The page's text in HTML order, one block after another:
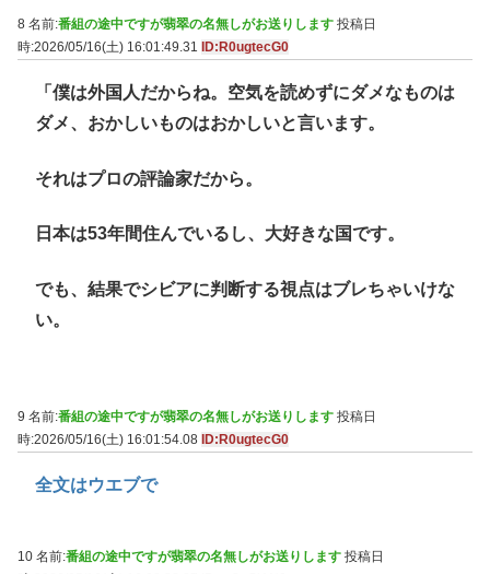
8 名前:番組の途中ですが翡翠の名無しがお送りします 投稿日
時:2026/05/16(土) 16:01:49.31
ID:R0ugtecG0
「僕は外国人だからね。空気を読めずにダメなものは
ダメ、おかしいものはおかしいと言います。
それはプロの評論家だから。
日本は53年間住んでいるし、大好きな国です。
でも、結果でシビアに判断する視点はブレちゃいけな
い。
9 名前:番組の途中ですが翡翠の名無しがお送りします 投稿日
時:2026/05/16(土) 16:01:54.08 ID:R0ugtecG0
全文はウエブで
10 名前:番組の途中ですが翡翠の名無しがお送りします 投稿日